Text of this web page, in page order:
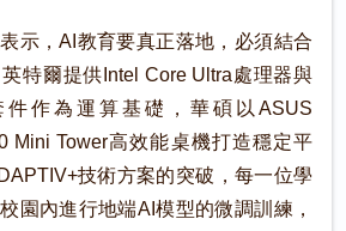
示，AI教育要真正落地，必須結合
特爾提供Intel Core Ultra處理器與
件作為運算基礎，華碩以ASUS
Mini Tower高效能桌機打造穩定平
技術方案的突破，每一位學
園內進行地端AI模型的微調訓練，